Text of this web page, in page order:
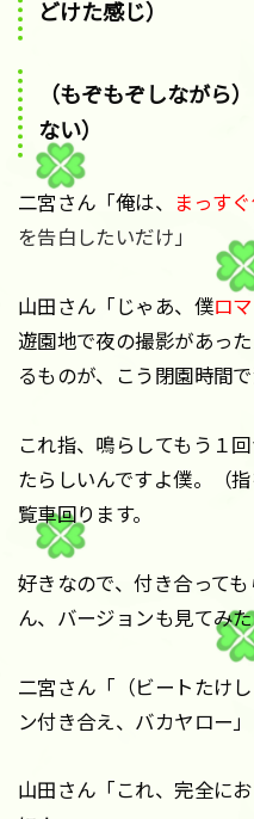
どけた感じ）
（もぞもぞしながら
ない）
二宮さん「俺は、 まっす
を告白したいだけ」
山田さん「じゃあ、僕ロ
遊園地で夜の撮影があっ
るものが、こう閉園時間で
これ指、鳴らしてもう１
たらしいんですよ僕。（
覧車回ります。
好きなので、付き合って
ん、バージョンも見てみた
二宮さん「（ビートたけ
ン付き合え、バカヤロー」
山田さん「これ、完全に